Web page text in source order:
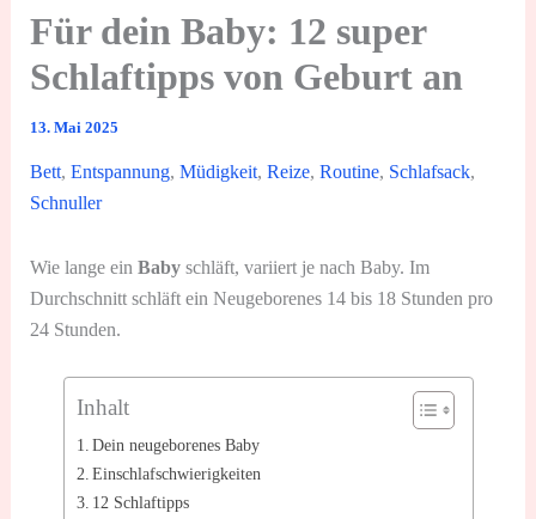
Für dein Baby: 12 super
Schlaftipps von Geburt an
13. Mai 2025
Bett, Entspannung, Müdigkeit, Reize, Routine, Schlafsack,
Schnuller
Wie lange ein Babyschläft, variiert je nach Baby. Im
Durchschnitt schläft ein Neugeborenes 14 bis 18 Stunden pro
24 Stunden.
Inhalt
Dein neugeborenes Baby
Einschlafschwierigkeiten
12 Schlaftipps